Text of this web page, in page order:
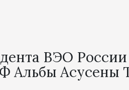
ВЭО
Альбы Асусены